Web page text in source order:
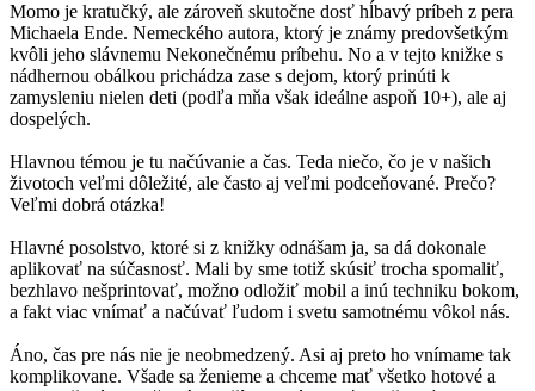
Momo je kratučký, ale zároveň skutočne dosť hĺbavý príbeh z pera
Michaela Ende. Nemeckého autora, ktorý je známy predovšetkým
kvôli jeho slávnemu Nekonečnému príbehu. No a v tejto knižke s
nádhernou obálkou prichádza zase s dejom, ktorý prinúti k
zamysleniu nielen deti (podľa mňa však ideálne aspoň 10+), ale aj
dospelých.
Hlavnou témou je tu načúvanie a čas. Teda niečo, čo je v našich
životoch veľmi dôležité, ale často aj veľmi podceňované. Prečo?
Veľmi dobrá otázka!
Hlavné posolstvo, ktoré si z knižky odnášam ja, sa dá dokonale
aplikovať na súčasnosť. Mali by sme totiž skúsiť trocha spomaliť,
bezhlavo nešprintovať, možno odložiť mobil a inú techniku bokom,
a fakt viac vnímať a načúvať ľudom i svetu samotnému vôkol nás.
Áno, čas pre nás nie je neobmedzený. Asi aj preto ho vnímame tak
komplikovane. Všade sa ženieme a chceme mať všetko hotové a